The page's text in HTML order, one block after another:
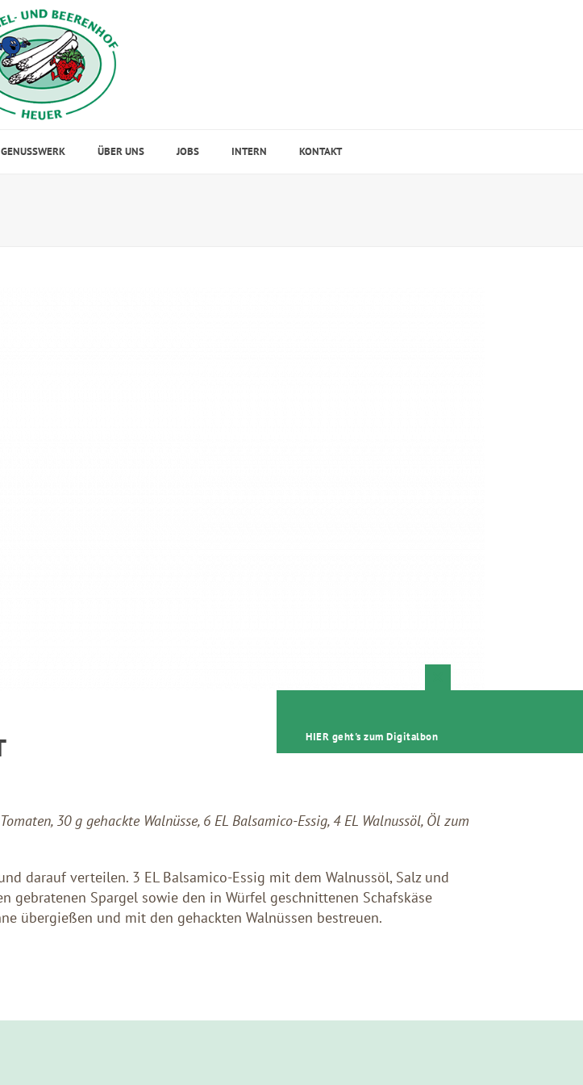
GENUSSWERK ÜBER UNS JOBS INTERN KONTAKT
30 g gehackte Walnüsse, 6 EL Balsamico-Essig,4 EL Walnussöl, Öl zum
darauf verteilen. 3 EL Balsamico-Essig mit dem Walnussöl, Salz und
gebratenen Spargel sowie den in Würfel geschnittenen Schafskäse
übergießen und mit den gehackten Walnüssen bestreuen.
Close
HIER geht's zum Digitalbon